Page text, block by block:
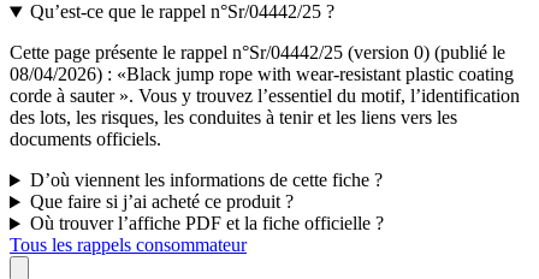
Qu’est-ce que le rappel n°Sr/04442/25 ?
Cette page présente le rappel n°Sr/04442/25 (version 0) (publié le
08/04/2026) : «Black jump rope with wear-resistant plastic coating
corde à sauter ». Vous y trouvez l’essentiel du motif, l’identification
des lots, les risques, les conduites à tenir et les liens vers les
documents officiels.
D’où viennent les informations de cette fiche ?
Que faire si j’ai acheté ce produit ?
Où trouver l’affiche PDF et la fiche officielle ?
Tous les rappels consommateur